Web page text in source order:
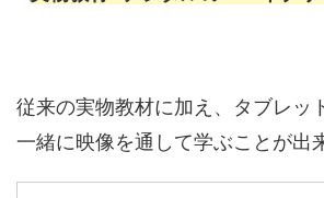
従来の実物教材に加え、タブレッ
一緒に映像を通して学ぶことが出